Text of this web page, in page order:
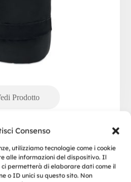
Consenso
utilizziamo tecnologie come i cookie
alle informazioni del dispositivo. Il
ci permetterà di elaborare dati come il
o ID unici su questo sito. Non